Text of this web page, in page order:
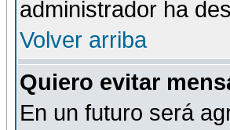
administrador ha
Volver arriba
Quiero evitar
En un futuro será